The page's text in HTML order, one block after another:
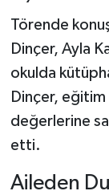
Törende
Dinçer, Ayla
okulda
Dinçer, eğitim
değerlerine
etti.
Aileden